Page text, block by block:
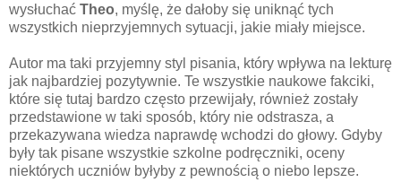
wysłuchać Theo, myślę, że dałoby się uniknąć tych
wszystkich nieprzyjemnych sytuacji, jakie miały miejsce.
Autor ma taki przyjemny styl pisania, który wpływa na lekturę
jak najbardziej pozytywnie. Te wszystkie naukowe fakciki,
które się tutaj bardzo często przewijały, również zostały
przedstawione w taki sposób, który nie odstrasza, a
przekazywana wiedza naprawdę wchodzi do głowy. Gdyby
były tak pisane wszystkie szkolne podręczniki, oceny
niektórych uczniów byłyby z pewnością o niebo lepsze.